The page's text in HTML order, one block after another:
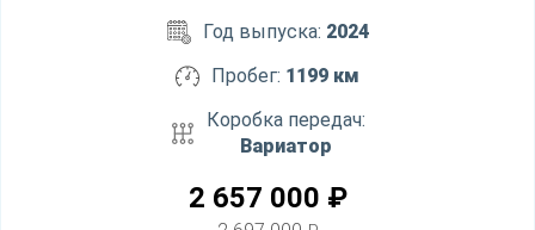
Год выпуска: 2024
Пробег: 1199 км
Коробка передач:
Вариатор
2 657 000 ₽